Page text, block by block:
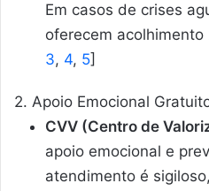
Em casos de crises
oferecem
3, 4, 5]
2. Apoio Emocional
CVV (Centro de
apoio emocional e
atendimento é